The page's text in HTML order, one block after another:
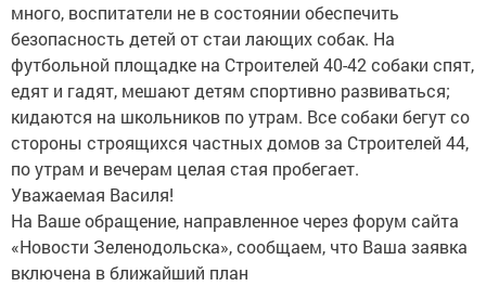
много, воспитатели не в состоянии обеспечить
безопасность детей от стаи лающих собак. На
футбольной площадке на Строителей 40-42 собаки спят,
едят и гадят, мешают детям спортивно развиваться;
кидаются на школьников по утрам. Все собаки бегут со
стороны строящихся частных домов за Строителей 44,
по утрам и вечерам целая стая пробегает.
Уважаемая Василя!
На Ваше обращение, направленное через форум сайта
«Новости Зеленодольска», сообщаем, что Ваша заявка
включена в ближайший план